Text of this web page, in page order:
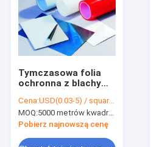
Tymczasowa folia
ochronna z blachy
blachy aluminiowej
Cena:USD(0.03-5) / square meter
MOQ:5000 metrów kwadratowych, 10000 metrów kwadratowych z nadrukiem
Pobierz najnowszą cenę